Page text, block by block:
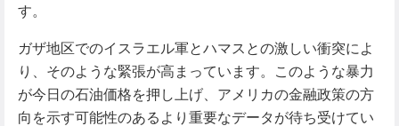
す。
ガザ地区でのイスラエル軍とハマスとの激しい衝突によ
り、そのような緊張が高まっています。このような暴力
が今日の石油価格を押し上げ、アメリカの金融政策の方
向を示す可能性のあるより重要なデータが待ち受けてい